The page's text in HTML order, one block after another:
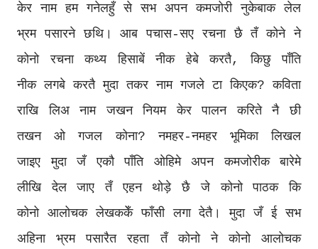
केर नाम हम गनेलहुँ से सभ अपन कमजोरी नुकेबाक लेल
भ्रम पसारने छथि। आब पचास-सए रचना छै तँ कोने ने
कोनो रचना कथ्य हिसाबें नीक हेबे करतै, किछु पाँति
नीक लगबे करतै मुदा तकर नाम गजले टा किएक? कविता
राखि लिअ नाम जखन नियम केर पालन करिते नै छी
तखन ओ गजल कोना? नमहर-नमहर भूमिका लिखल
जाइए मुदा जँ एकौ पाँति ओहिमे अपन कमजोरीक बारेमे
लीखि देल जाए तँ एहन थोड़े छै जे कोनो पाठक कि
कोनो आलोचक लेखककेँ फाँसी लगा देतै। मुदा जँ ई सभ
अहिना भ्रम पसारैत रहता तँ कोनो ने कोनो आलोचक